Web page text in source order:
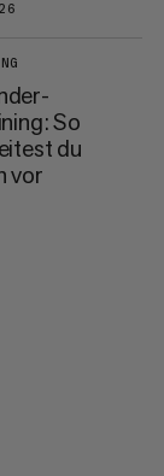
So
du
vor